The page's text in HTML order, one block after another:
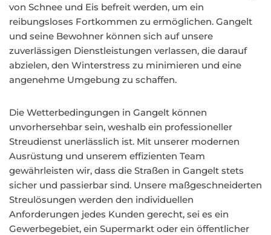
von Schnee und Eis befreit werden, um ein
reibungsloses Fortkommen zu ermöglichen. Gangelt
und seine Bewohner können sich auf unsere
zuverlässigen Dienstleistungen verlassen, die darauf
abzielen, den Winterstress zu minimieren und eine
angenehme Umgebung zu schaffen.
Die Wetterbedingungen in Gangelt können
unvorhersehbar sein, weshalb ein professioneller
Streudienst unerlässlich ist. Mit unserer modernen
Ausrüstung und unserem effizienten Team
gewährleisten wir, dass die Straßen in Gangelt stets
sicher und passierbar sind. Unsere maßgeschneiderten
Streulösungen werden den individuellen
Anforderungen jedes Kunden gerecht, sei es ein
Gewerbegebiet, ein Supermarkt oder ein öffentlicher